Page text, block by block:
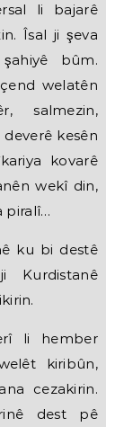
li bajarê
Îsal ji şeva
bûm.
welatên
salmezin,
kesên
kovarê
wekî din,
piralî…
ku bi destê
Kurdistanê
li hember
kiribûn,
cezakirin.
dest pê